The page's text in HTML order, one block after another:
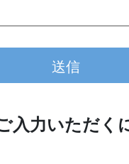
入力いただく